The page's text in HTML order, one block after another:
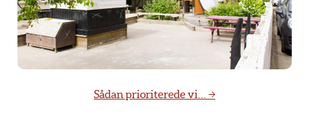
Sådan prioriterede vi… →